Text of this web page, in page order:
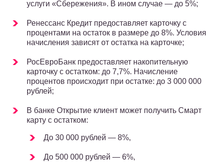
услуги «Сбережения». В ином случае — до 5%;
Ренессанс Кредит предоставляет карточку с
процентами на остаток в размере до 8%. Условия
начисления зависят от остатка на карточке;
РосЕвроБанк предоставляет накопительную
карточку с остатком: до 7,7%. Начисление
процентов происходит при остатке: до 3 000 000
рублей;
В банке Открытие клиент может получить Смарт
карту с остатком:
До 30 000 рублей — 8%,
До 500 000 рублей — 6%,